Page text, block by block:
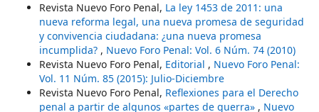
Revista Nuevo Foro Penal, La ley 1453 de 2011: una
nueva reforma legal, una nueva promesa de seguridad
y convivencia ciudadana: ¿una nueva promesa
incumplida? , Nuevo Foro Penal: Vol. 6 Núm. 74 (2010)
Revista Nuevo Foro Penal, Editorial , Nuevo Foro Penal:
Vol. 11 Núm. 85 (2015): Julio-Diciembre
Revista Nuevo Foro Penal, Reflexiones para el Derecho
penal a partir de algunos «partes de guerra» , Nuevo